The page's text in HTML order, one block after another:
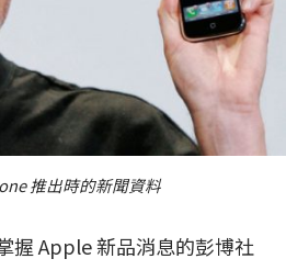
推出時的新聞資料
握 Apple 新品消息的彭博社